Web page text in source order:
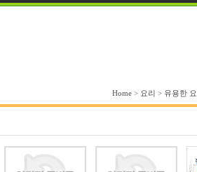
Home > 요리 > 유용한